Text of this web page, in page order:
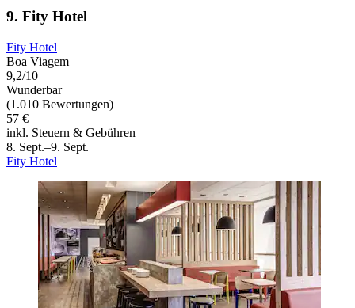
9. Fity Hotel
Fity Hotel
Boa Viagem
9,2/10
Wunderbar
(1.010 Bewertungen)
57 €
inkl. Steuern & Gebühren
8. Sept.–9. Sept.
Fity Hotel